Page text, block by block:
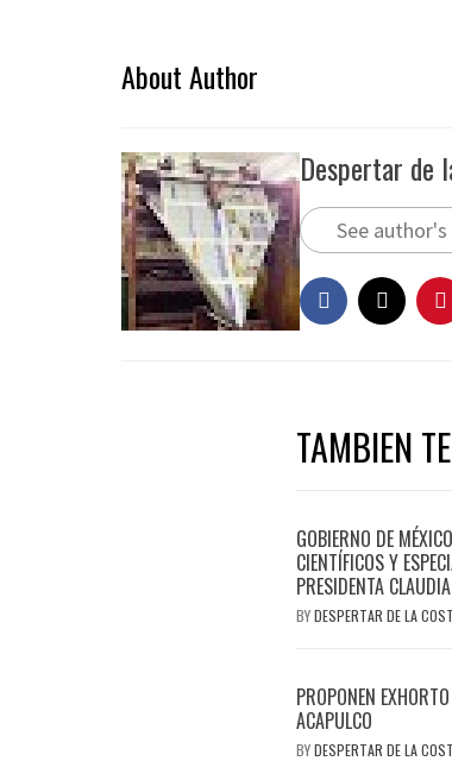
About Author
Despertar de
See
TAMBIEN
GOBIERNO DE
CIENTÍFICOS Y
PRESIDENTA
BYDESPERTAR DE LA
PROPONEN
ACAPULCO
BYDESPERTAR DE LA